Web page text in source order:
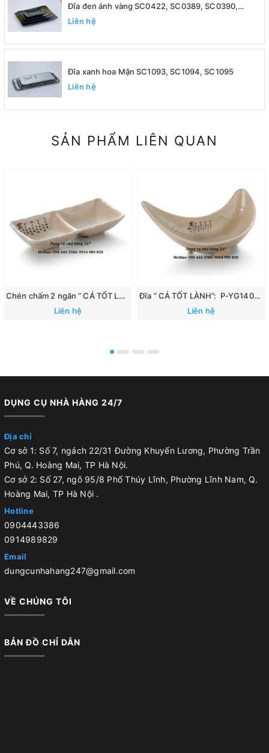
Đĩa đen ánh vàng SC0422, SC0389, SC0390,
SC0391
Liên hệ
Đĩa xanh hoa Mận SC1093, SC1094, SC1095
Liên hệ
SẢN PHẨM LIÊN QUAN
Chén chấm 2 ngăn “ CÁ TỐT LÀNH”: 167
Liên hệ
Đĩa “ CÁ TỐT LÀNH”: P-YG140070
Liên hệ
DỤNG CỤ NHÀ HÀNG 24/7
Địa chỉ
Cơ sở 1: Số 7, ngách 22/31 Đường Khuyến Lương, Phường Trần
Phú, Q. Hoàng Mai, TP Hà Nội.
Cơ sở 2: Số 27, ngõ 95/8 Phố Thúy Lĩnh, Phường Lĩnh Nam, Q.
Hoàng Mai, TP Hà Nội .
Hotline
0904443386
0914989829
Email
dungcunhahang247@gmail.com
VỀ CHÚNG TÔI
BẢN ĐỒ CHỈ DẪN